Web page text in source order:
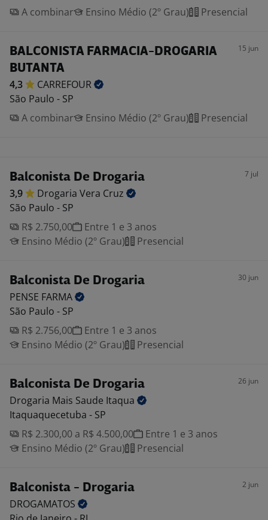
A combinar
Ensino Médio (2º Grau) Presencial
BALCONISTA FARMACIA-DROGARIA
BUTANTA
15 jun
4,3
CARREFOUR
São Paulo - SP
A combinar
Ensino Médio (2º Grau) Presencial
Balconista De Drogaria 7 jul
3,9 Drogaria Vera Cruz
São Paulo - SP
R$ 2.750,00
Entre 1 e 3 anos
Ensino Médio (2º Grau)
Presencial
Balconista De Drogaria 30 jun
PENSE FARMA
São Paulo - SP
R$ 2.756,00
Entre 1 e 3 anos
Ensino Médio (2º Grau)
Presencial
Balconista De Drogaria 26 jun
Drogaria Mais Saude Itaqua
Itaquaquecetuba - SP
R$ 2.300,00 a R$ 4.500,00
Entre 1 e 3 anos
Ensino Médio (2º Grau)
Presencial
Balconista - Drogaria 2 jun
DROGAMATOS